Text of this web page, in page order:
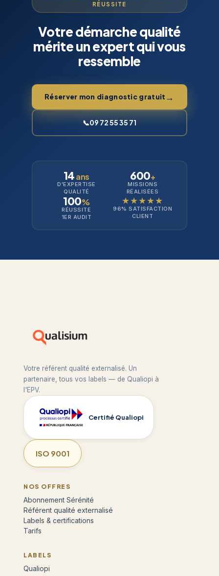
RÉUSSITE
Votre démarche qualité
mérite un expert qui vous
ressemble
Réserver mon diagnostic gratuit →
📞09 72 55 35 71
14ans
D'EXPERTISE
QUALITÉ
600+
MISSIONS
RÉALISÉES
100%
RÉUSSITE
1ER AUDIT
★★★★★
96% SATISFACTION
CLIENT
Votre référent qualité externalisé. Un
partenaire, tous vos labels — de Qualiopi à
l'EPV.
Certifié Qualiopi
ISO 9001
NOS OFFRES
Abonnement Sérénité
Référent qualité externalisé
Labels & certifications
Tarifs
LABELS
Qualiopi